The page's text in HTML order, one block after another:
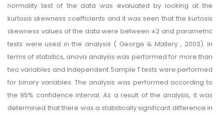
normality test of the data was evaluated by looking at the
kurtosis skewness coefficients and it was seen that the kurtosis
skewness values of the data were between ±2 and parametric
tests were used in the analysis ( George & Mallery , 2003). In
terms of statistics, anova analysis was performed for more than
two variables and Independent Sample T tests were performed
for binary variables. The analysis was performed according to
the 95% confidence interval. As a result of the analysis, it was
determined that there was a statistically significant difference in